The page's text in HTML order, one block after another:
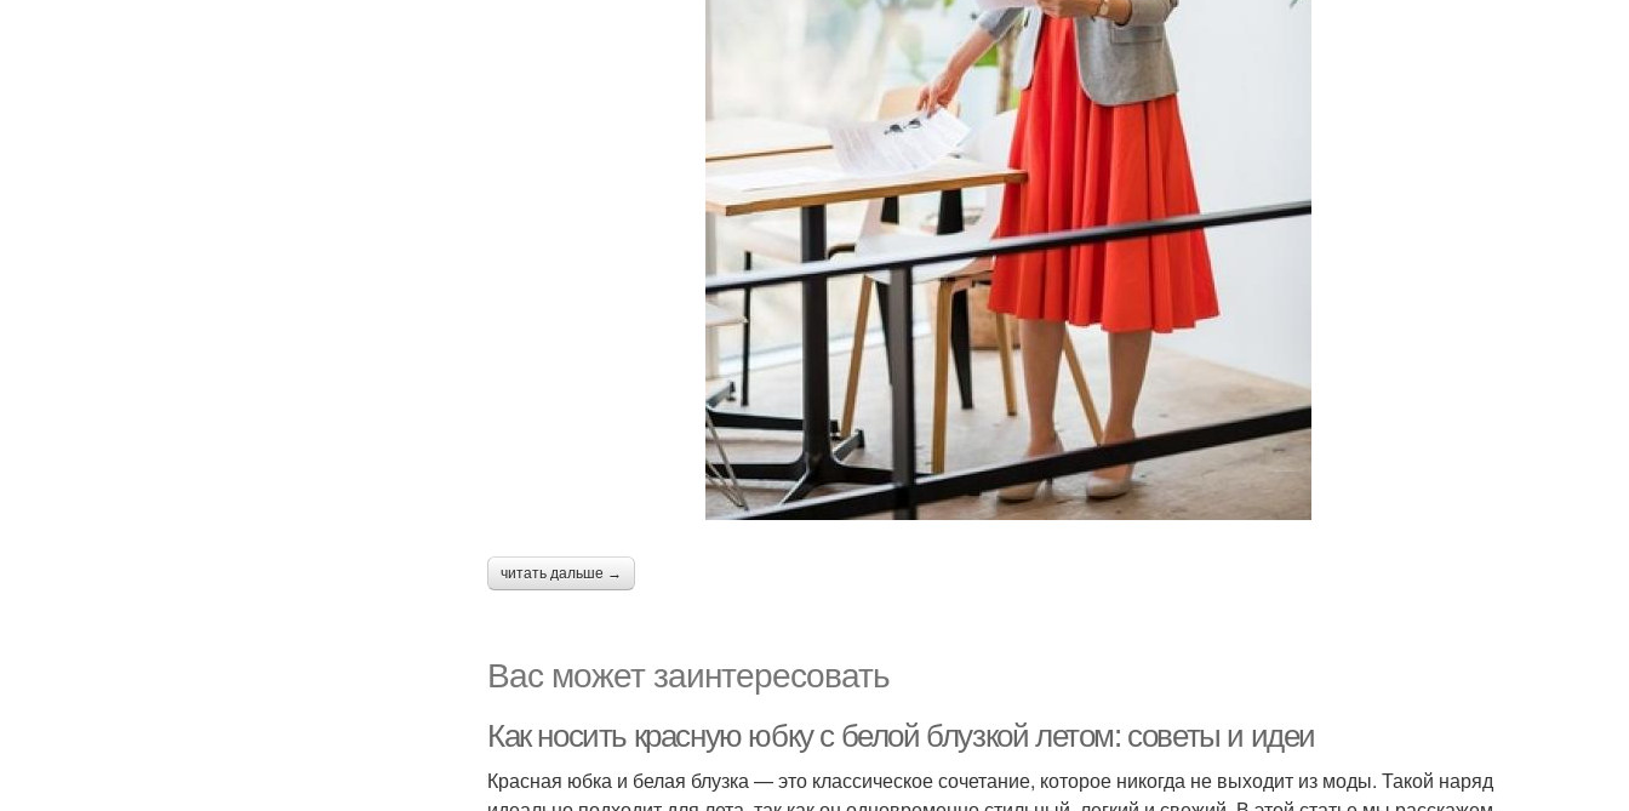
читать дальше →
Вас может заинтересовать
Как носить красную юбку с белой блузкой летом: советы и идеи
Красная юбка и белая блузка — это классическое сочетание, которое никогда не выходит из моды. Такой наряд